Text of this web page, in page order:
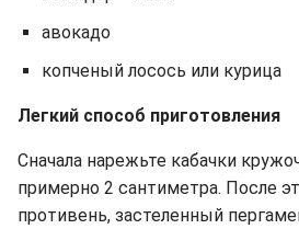
авокадо
копченый лосось или курица
Легкий способ приготовления
Сначала нарежьте кабачки
примерно 2 сантиметра. После
противень, застеленный